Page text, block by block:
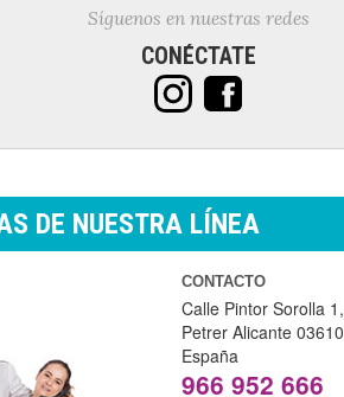
Síguenos en nuestras redes
CONÉCTATE
DE NUESTRA LÍNEA
CONTACTO
Calle Pintor Sorolla 1,
Petrer Alicante 03610
España
966 952 666